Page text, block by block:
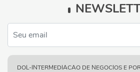
DOL-INTERMEDIACAO DE NEGOCIOS E